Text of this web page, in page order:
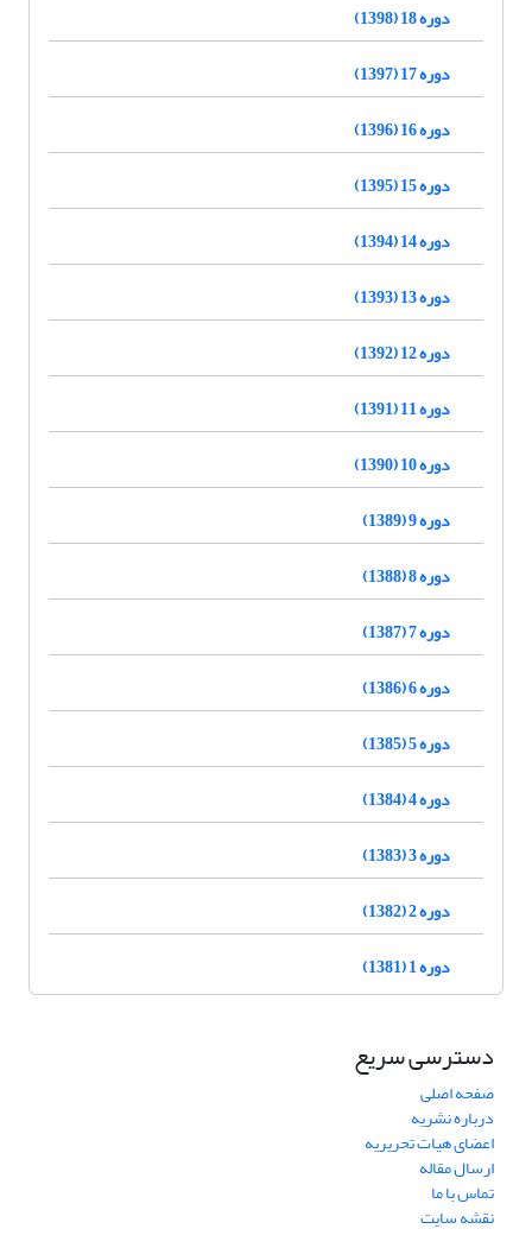
دوره 18 (1398)
دوره 17 (1397)
دوره 16 (1396)
دوره 15 (1395)
دوره 14 (1394)
دوره 13 (1393)
دوره 12 (1392)
دوره 11 (1391)
دوره 10 (1390)
دوره 9 (1389)
دوره 8 (1388)
دوره 7 (1387)
دوره 6 (1386)
دوره 5 (1385)
دوره 4 (1384)
دوره 3 (1383)
دوره 2 (1382)
دوره 1 (1381)
دسترسی سریع
صفحه اصلی
درباره نشریه
اعضای هیات تحریریه
ارسال مقاله
تماس با ما
نقشه سایت